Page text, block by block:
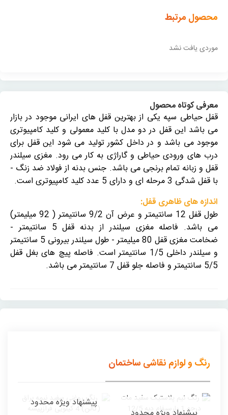
محصول مرتبط
موردی یافت نشد
معرفی کوتاه محصول
قفل حیاطی سپه یکی از بهترین قفل های ایرانی موجود در بازار
می باشد این قفل در دو مدل با کلید معمولی و کلید کامپیوتری
موجود می باشد و در داخل کشور تولید می شود این قفل برای
درب های ورودی حیاطی و گاراژی به کار می رود. مغزی سیلندر
قفل و زبانه تمام برنجی می باشد. جنس بدنه از فولاد ضد زنگ -
با قفل شدگی 3 مرحله ای و دارای 5 عدد کلید کامپیوتری است.
اندازه های ظاهری قفل:
طول قفل 12 سانتیمتر و عرض آن 9/2 سانتیمتر ( 92 میلیمتر)
می باشد. فاصله مغزی سیلندر از بدنه قفل 5 سانتیمتر -
ضخامت مغزی قفل 80 میلیمتر - طول سیلندر بیرونی 5 سانتیمتر
و سیلندر داخلی 1/5 سانتیمتر است. فاصله پیچ های بغل قفل
5/5 سانتیمتر و فاصله جلو قفل 7 سانتیمتر می باشد.
رنگ و لوازم نقاشی ساختمان
پیشنهاد ویژه محدود